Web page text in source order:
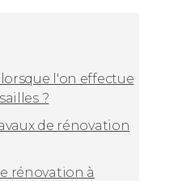
l'on effectue
?
de rénovation
rénovation à